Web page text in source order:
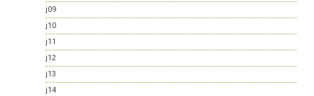
j09
j10
j11
j12
j13
j14